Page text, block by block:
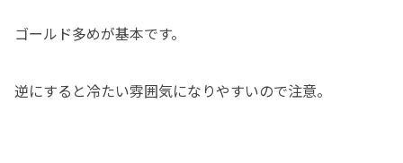
ゴールド多めが基本です。
逆にすると冷たい雰囲気になりやすいので注意。